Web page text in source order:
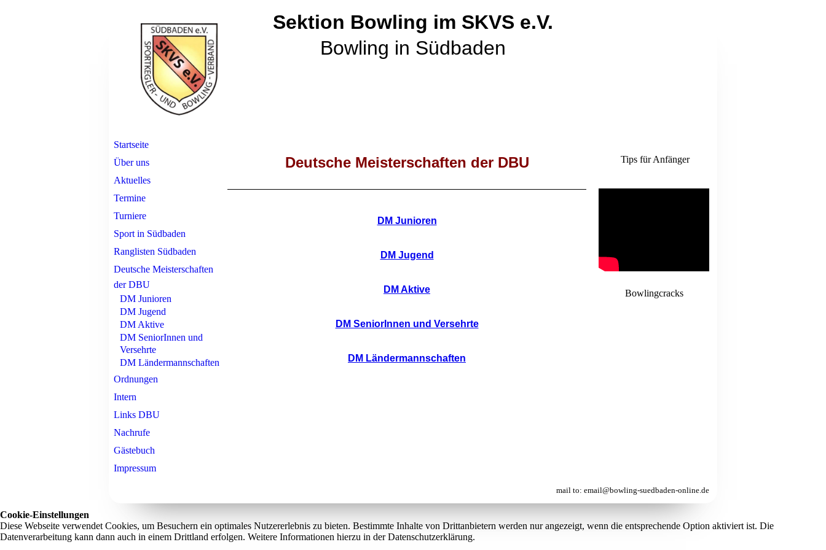
Sektion Bowling im SKVS e.V.
Bowling in Südbaden
Startseite
Über uns
Aktuelles
Termine
Turniere
Sport in Südbaden
Ranglisten Südbaden
Deutsche Meisterschaften
der DBU
DM Junioren
DM Jugend
DM Aktive
DM SeniorInnen und
Versehrte
DM Ländermannschaften
Ordnungen
Intern
Links DBU
Nachrufe
Gästebuch
Impressum
Deutsche Meisterschaften der DBU
DM Junioren
DM Jugend
DM Aktive
DM SeniorInnen und Versehrte
DM Ländermannschaften
Tips für Anfänger
Bowlingcracks
mail to: email@bowling-suedbaden-online.de
Cookie-Einstellungen
Diese Webseite verwendet Cookies, um Besuchern ein optimales Nutzererlebnis zu bieten. Bestimmte Inhalte von Drittanbietern werden nur angezeigt, wenn die entsprechende Option aktiviert ist. Die
Datenverarbeitung kann dann auch in einem Drittland erfolgen. Weitere Informationen hierzu in der Datenschutzerklärung.